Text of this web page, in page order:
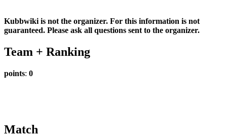
Kubbwiki is not the organizer. For this information is not
guaranteed. Please ask all questions sent to the organizer.
Team + Ranking
points: 0
Match